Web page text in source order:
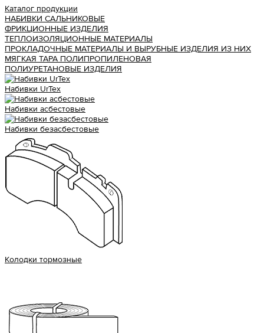
Каталог продукции
НАБИВКИ САЛЬНИКОВЫЕ
ФРИКЦИОННЫЕ ИЗДЕЛИЯ
ТЕПЛОИЗОЛЯЦИОННЫЕ МАТЕРИАЛЫ
ПРОКЛАДОЧНЫЕ МАТЕРИАЛЫ И ВЫРУБНЫЕ ИЗДЕЛИЯ ИЗ НИХ
МЯГКАЯ ТАРА ПОЛИПРОПИЛЕНОВАЯ
ПОЛИУРЕТАНОВЫЕ ИЗДЕЛИЯ
Набивки UrTex
Набивки асбестовые
Набивки безасбестовые
Колодки тормозные